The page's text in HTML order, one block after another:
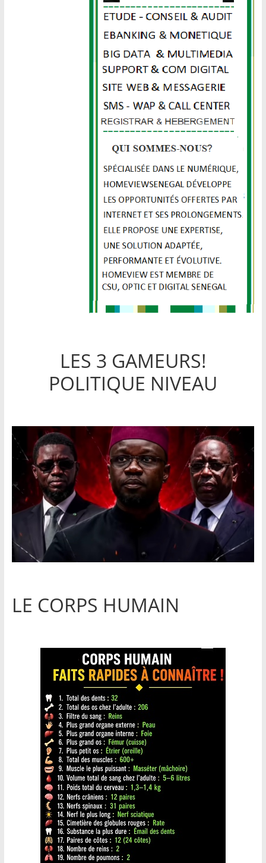
LES 3 GAMEURS!
POLITIQUE NIVEAU
LE CORPS HUMAIN